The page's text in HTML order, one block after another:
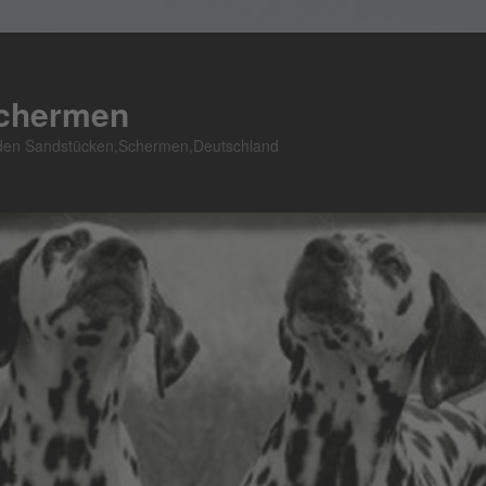
Sandstücken,Schermen,Deutschland